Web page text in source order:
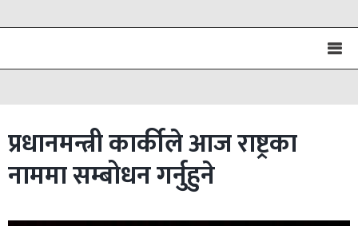
प्रधानमन्त्री कार्कीले आज राष्ट्रका
नाममा सम्बोधन गर्नुहुने